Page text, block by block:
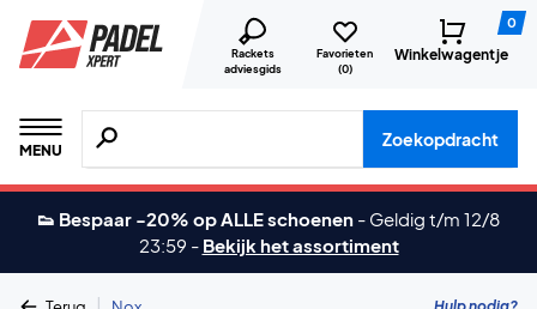
Rackets
adviesgids
Favorieten
(0)
0
Winkelwagentje
MENU
Zoeken naar producten, merken etc.
Zoekopdracht
👟 Bespaar -20% op ALLE schoenen - Geldig t/m 12/8
23:59 - Bekijk het assortiment
Hulp nodig?